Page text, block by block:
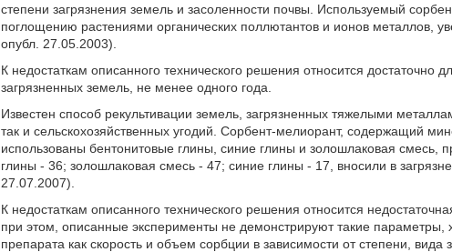
степени загрязнения земель и засоленности почвы. Используемый
поглощению растениями органических поллютантов и ионов металлов,
опубл. 27.05.2003).
К недостаткам описанного технического решения относится достаточно
загрязненных земель, не менее одного года.
Известен способ рекультивации земель, загрязненных тяжелыми
так и сельскохозяйственных угодий. Сорбент-мелиорант, содержащий
использованы бентонитовые глины, синие глины и золошлаковая
глины - 36; золошлаковая смесь - 47; синие глины - 17, вносили в
27.07.2007).
К недостаткам описанного технического решения относится
при этом, описанные эксперименты не демонстрируют такие
препарата как скорость и объем сорбции в зависимости от степени,